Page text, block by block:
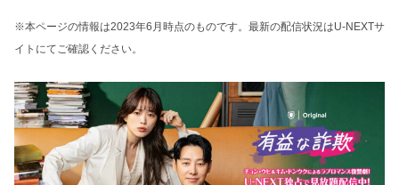
※本ページの情報は2023年6月時点のものです。最新の配信状況はU-NEXTサ
イトにてご確認ください。